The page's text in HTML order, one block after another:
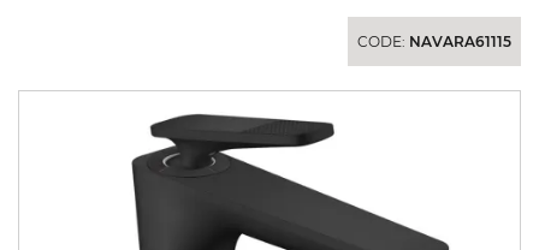
CODE: NAVARA61115